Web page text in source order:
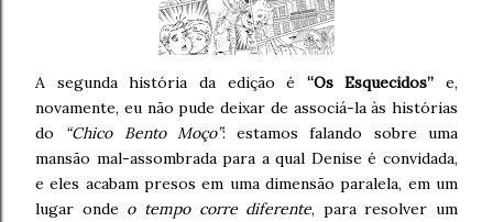
A segunda história da edição é “Os Esquecidos” e,
novamente, eu não pude deixar de associá-la às histórias
do “Chico Bento Moço”: estamos falando sobre uma
mansão mal-assombrada para a qual Denise é convidada,
e eles acabam presos em uma dimensão paralela, em um
lugar onde o tempo corre diferente, para resolver um